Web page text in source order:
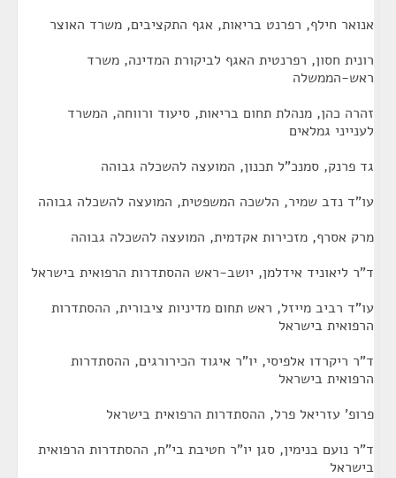
אנואר חילף, רפרנט בריאות, אגף התקציבים, משרד האוצר
רונית חסון, רפרנטית האגף לביקורת המדינה, משרד
ראש-הממשלה
זהרה כהן, מנהלת תחום בריאות, סיעוד ורווחה, המשרד
לענייני גמלאים
גד פרנק, סמנכ"ל תכנון, המועצה להשכלה גבוהה
עו"ד נדב שמיר, הלשכה המשפטית, המועצה להשכלה גבוהה
מרק אסרף, מזכירות אקדמית, המועצה להשכלה גבוהה
ד"ר ליאוניד אידלמן, יושב-ראש ההסתדרות הרפואית בישראל
עו"ד רביב מייזל, ראש תחום מדיניות ציבורית, ההסתדרות
הרפואית בישראל
ד"ר ריקרדו אלפיסי, יו"ר איגוד הכירורגים, ההסתדרות
הרפואית בישראל
פרופ' עזריאל פרל, ההסתדרות הרפואית בישראל
ד"ר נועם בנימין, סגן יו"ר חטיבת בי"ח, ההסתדרות הרפואית
בישראל